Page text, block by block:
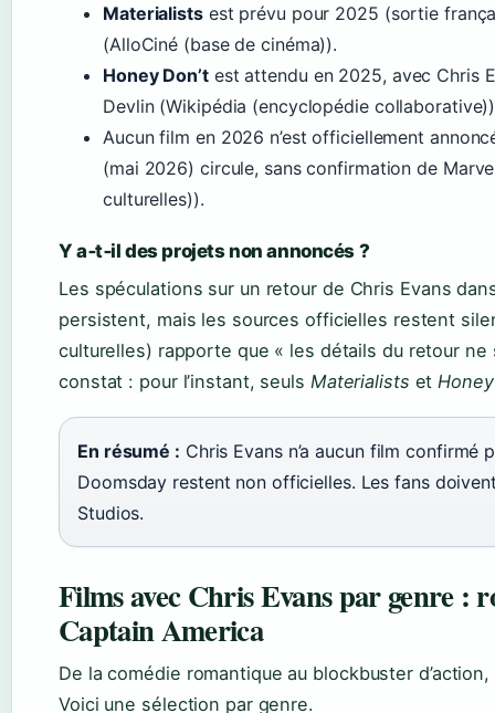
Materialistsest prévu pour 2025 (sortie
(AlloCiné (base de cinéma)).
Honey Don’test attendu en 2025, avec Chris
Devlin (Wikipédia (encyclopédie
Aucun film en 2026 n’est officiellement
(mai 2026) circule, sans confirmation de
culturelles)).
Y a‑t‑il des projets non annoncés ?
Les spéculations sur un retour de Chris Evans
persistent, mais les sources officielles restent
culturelles) rapporte que « les détails du retour
constat : pour l’instant, seuls Materialists etHoney
En résumé : Chris Evans n’a aucun film confirmé
Doomsday restent non officielles. Les fans
Studios.
Films avec Chris Evans par genre :
Captain America
De la comédie romantique au blockbuster
Voici une sélection par genre.